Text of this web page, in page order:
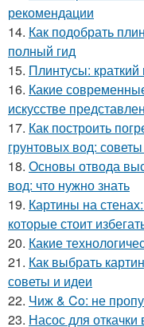
рекомендации
14. Как подобрать
полный гид
15. Плинтусы:
16. Какие
искусстве
17. Как построить
грунтовых вод:
18. Основы отвода
вод: что нужно знать
19. Картины на
которые стоит
20. Какие
21. Как выбрать
советы и идеи
22. Чиж & Co: не
23. Насос для